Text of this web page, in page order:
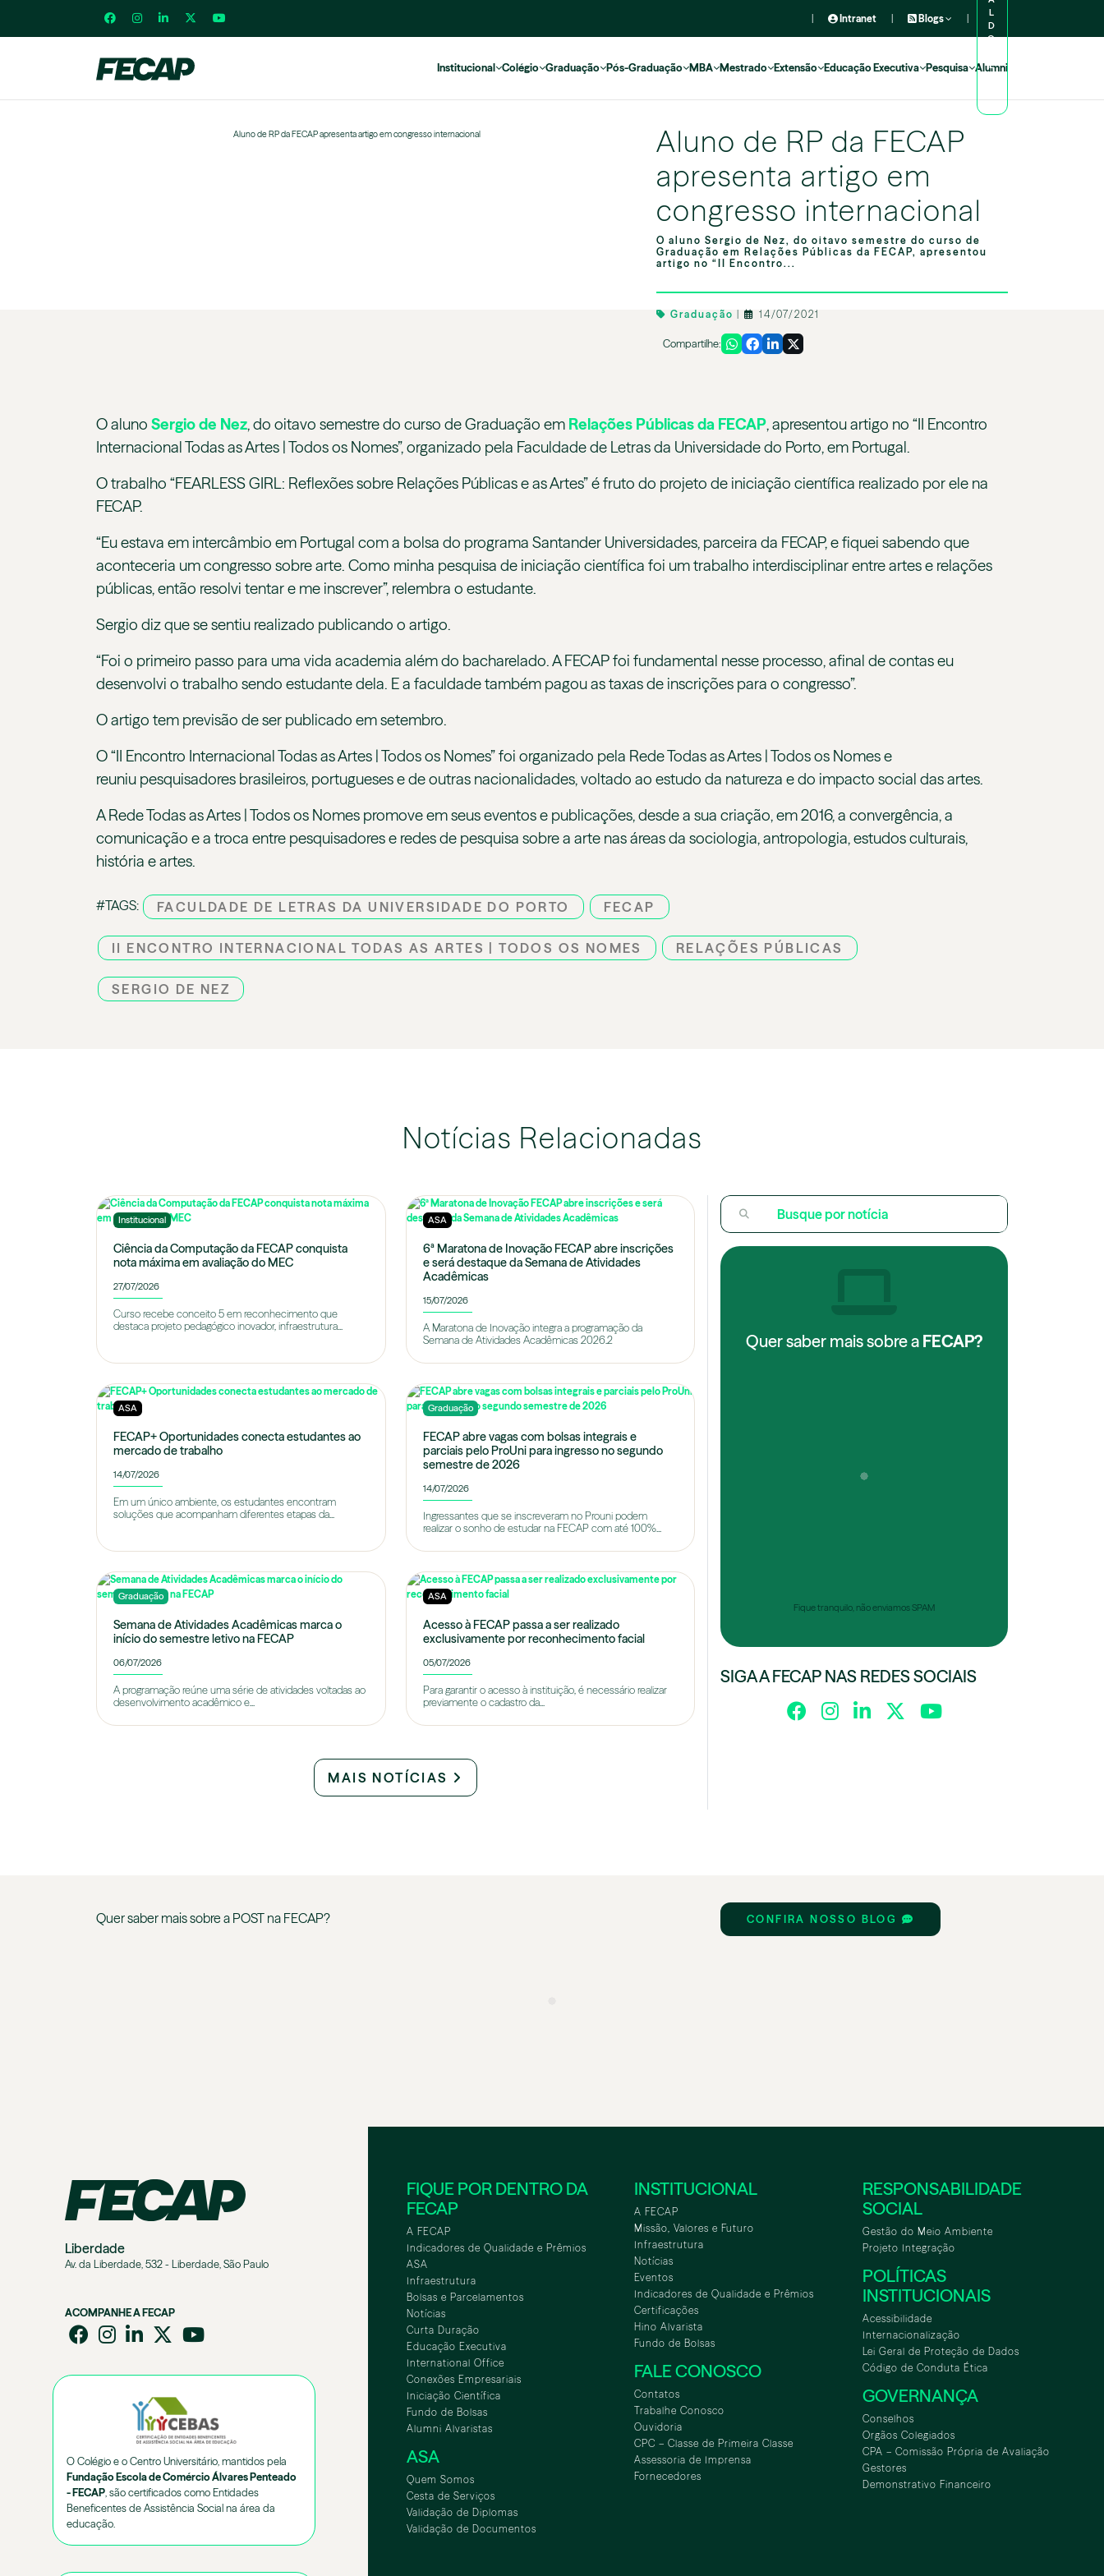
| Intranet | Blogs |
L
D
O
L
O
Institucional Colégio Graduação Pós-Graduação MBA Mestrado Extensão Educação Executiva Pesquisa Alumni
Aluno de RP da FECAP apresenta artigo em congresso internacional
Aluno de RP da FECAP
apresenta artigo em
congresso internacional
O aluno Sergio de Nez, do oitavo semestre do curso de
Graduação em Relações Públicas da FECAP, apresentou
artigo no “II Encontro...
Graduação 14/07/2021
Compartilhe:
O aluno Sergio de Nez, do oitavo semestre do curso de Graduação em Relações Públicas da FECAP, apresentou artigo no “II Encontro
Internacional Todas as Artes | Todos os Nomes”, organizado pela Faculdade de Letras da Universidade do Porto, em Portugal.
O trabalho “FEARLESS GIRL: Reflexões sobre Relações Públicas e as Artes” é fruto do projeto de iniciação científica realizado por ele na
FECAP.
“Eu estava em intercâmbio em Portugal com a bolsa do programa Santander Universidades, parceira da FECAP, e fiquei sabendo que
aconteceria um congresso sobre arte. Como minha pesquisa de iniciação científica foi um trabalho interdisciplinar entre artes e relações
públicas, então resolvi tentar e me inscrever”, relembra o estudante.
Sergio diz que se sentiu realizado publicando o artigo.
“Foi o primeiro passo para uma vida academia além do bacharelado. A FECAP foi fundamental nesse processo, afinal de contas eu
desenvolvi o trabalho sendo estudante dela. E a faculdade também pagou as taxas de inscrições para o congresso”.
O artigo tem previsão de ser publicado em setembro.
O “II Encontro Internacional Todas as Artes | Todos os Nomes” foi organizado pela Rede Todas as Artes | Todos os Nomes e
reuniu pesquisadores brasileiros, portugueses e de outras nacionalidades, voltado ao estudo da natureza e do impacto social das artes.
A Rede Todas as Artes | Todos os Nomes promove em seus eventos e publicações, desde a sua criação, em 2016, a convergência, a
comunicação e a troca entre pesquisadores e redes de pesquisa sobre a arte nas áreas da sociologia, antropologia, estudos culturais,
história e artes.
#TAGS: FACULDADE DE LETRAS DA UNIVERSIDADE DO PORTO FECAP
II ENCONTRO INTERNACIONAL TODAS AS ARTES | TODOS OS NOMES RELAÇÕES PÚBLICAS
SERGIO DE NEZ
Notícias Relacionadas
Institucional
Ciência da Computação da FECAP conquista
nota máxima em avaliação do MEC
27/07/2026
Curso recebe conceito 5 em reconhecimento que
destaca projeto pedagógico inovador, infraestrutura...
ASA
6ª Maratona de Inovação FECAP abre inscrições
e será destaque da Semana de Atividades
Acadêmicas
15/07/2026
A Maratona de Inovação integra a programação da
Semana de Atividades Acadêmicas 2026.2
ASA
FECAP+ Oportunidades conecta estudantes ao
mercado de trabalho
14/07/2026
Em um único ambiente, os estudantes encontram
soluções que acompanham diferentes etapas da...
Graduação
FECAP abre vagas com bolsas integrais e
parciais pelo ProUni para ingresso no segundo
semestre de 2026
14/07/2026
Ingressantes que se inscreveram no Prouni podem
realizar o sonho de estudar na FECAP com até 100%...
Graduação
Semana de Atividades Acadêmicas marca o
início do semestre letivo na FECAP
06/07/2026
A programação reúne uma série de atividades voltadas ao
desenvolvimento acadêmico e...
ASA
Acesso à FECAP passa a ser realizado
exclusivamente por reconhecimento facial
05/07/2026
Para garantir o acesso à instituição, é necessário realizar
previamente o cadastro da...
MAIS NOTÍCIAS
Quer saber mais sobre a FECAP?
Fique tranquilo, não enviamos SPAM
SIGA A FECAP NAS REDES SOCIAIS
Quer saber mais sobre a POST na FECAP? CONFIRA NOSSO BLOG
Liberdade
Av. da Liberdade, 532 - Liberdade, São Paulo
ACOMPANHE A FECAP
O Colégio e o Centro Universitário, mantidos pela
Fundação Escola de Comércio Álvares Penteado
- FECAP , são certificados como Entidades
Beneficentes de Assistência Social na área da
educação.
FIQUE POR DENTRO DA
FECAP
A FECAP
Indicadores de Qualidade e Prêmios
ASA
Infraestrutura
Bolsas e Parcelamentos
Notícias
Curta Duração
Educação Executiva
International Office
Conexões Empresariais
Iniciação Científica
Fundo de Bolsas
Alumni Alvaristas
ASA
Quem Somos
Cesta de Serviços
Validação de Diplomas
Validação de Documentos
INSTITUCIONAL
A FECAP
Missão, Valores e Futuro
Infraestrutura
Notícias
Eventos
Indicadores de Qualidade e Prêmios
Certificações
Hino Alvarista
Fundo de Bolsas
FALE CONOSCO
Contatos
Trabalhe Conosco
Ouvidoria
CPC – Classe de Primeira Classe
Assessoria de Imprensa
Fornecedores
RESPONSABILIDADE
SOCIAL
Gestão do Meio Ambiente
Projeto Integração
POLÍTICAS
INSTITUCIONAIS
Acessibilidade
Internacionalização
Lei Geral de Proteção de Dados
Código de Conduta Ética
GOVERNANÇA
Conselhos
Orgãos Colegiados
CPA – Comissão Própria de Avaliação
Gestores
Demonstrativo Financeiro